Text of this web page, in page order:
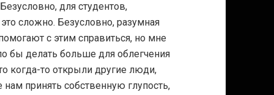
для студентов,
сложно. Безусловно, разумная
с этим справиться, но мне
бы делать больше для облегчения
когда-то открыли другие люди,
принять собственную глупость,